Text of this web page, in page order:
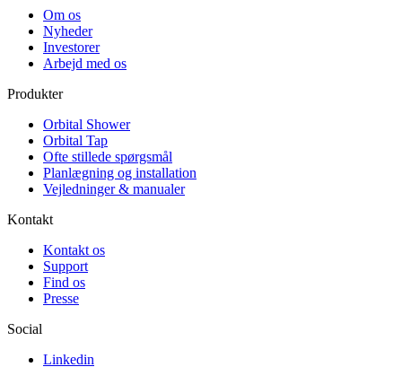
Om os
Nyheder
Investorer
Arbejd med os
Produkter
Orbital Shower
Orbital Tap
Ofte stillede spørgsmål
Planlægning og installation
Vejledninger & manualer
Kontakt
Kontakt os
Support
Find os
Presse
Social
Linkedin